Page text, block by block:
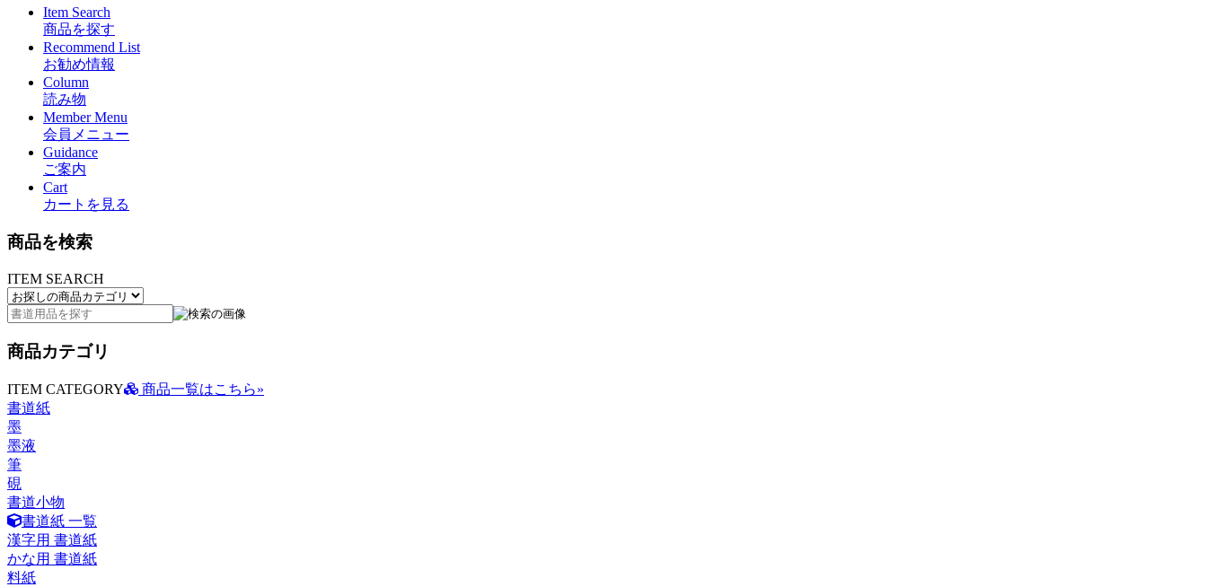
Item Search
商品を探す
Recommend List
お勧め情報
Column
読み物
Member Menu
会員メニュー
Guidance
ご案内
Cart
カートを見る
商品を検索
ITEM SEARCH
商品カテゴリ
ITEM CATEGORY
商品一覧はこちら»
書道紙
墨
墨液
筆
硯
書道小物
書道紙 一覧
漢字用 書道紙
かな用 書道紙
料紙